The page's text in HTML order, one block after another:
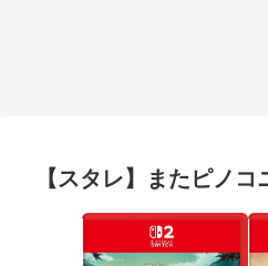
【スタレ】またピノ